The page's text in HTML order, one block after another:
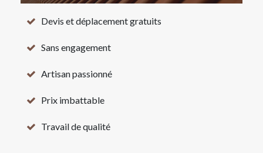
Devis et déplacement gratuits
Sans engagement
Artisan passionné
Prix imbattable
Travail de qualité